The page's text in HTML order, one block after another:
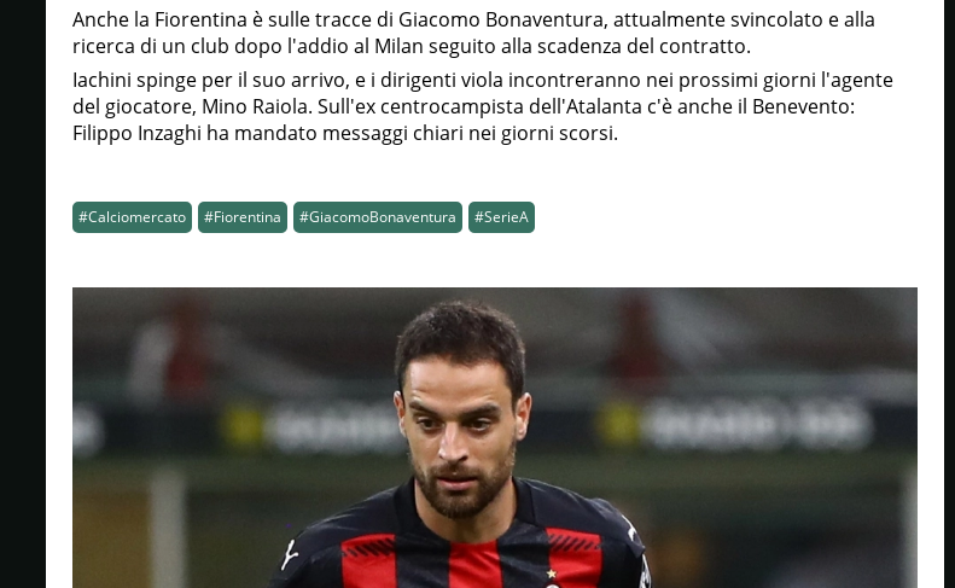
Anche la Fiorentina è sulle tracce di Giacomo Bonaventura, attualmente svincolato e alla
ricerca di un club dopo l'addio al Milan seguito alla scadenza del contratto.
Iachini spinge per il suo arrivo, e i dirigenti viola incontreranno nei prossimi giorni l'agente
del giocatore, Mino Raiola. Sull'ex centrocampista dell'Atalanta c'è anche il Benevento:
Filippo Inzaghi ha mandato messaggi chiari nei giorni scorsi.
#Calciomercato #Fiorentina #GiacomoBonaventura #SerieA